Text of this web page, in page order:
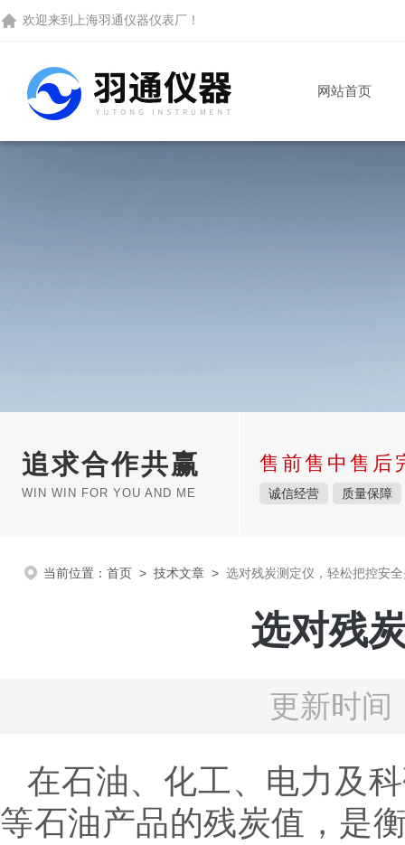
欢迎来到 上海羽通仪器仪表厂 ！
网站首页
追求合作共赢
WIN WIN FOR YOU AND ME
售前售中售后
诚信经营 质量保障
当前位置： 首页 > 技术文章 > 选对残炭测定仪，轻松把控安
选对残
更新时
在石油、化工、电力及
等石油产品的残炭值，是